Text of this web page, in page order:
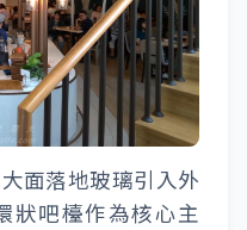
面落地玻璃引入外
狀吧檯作為核心主